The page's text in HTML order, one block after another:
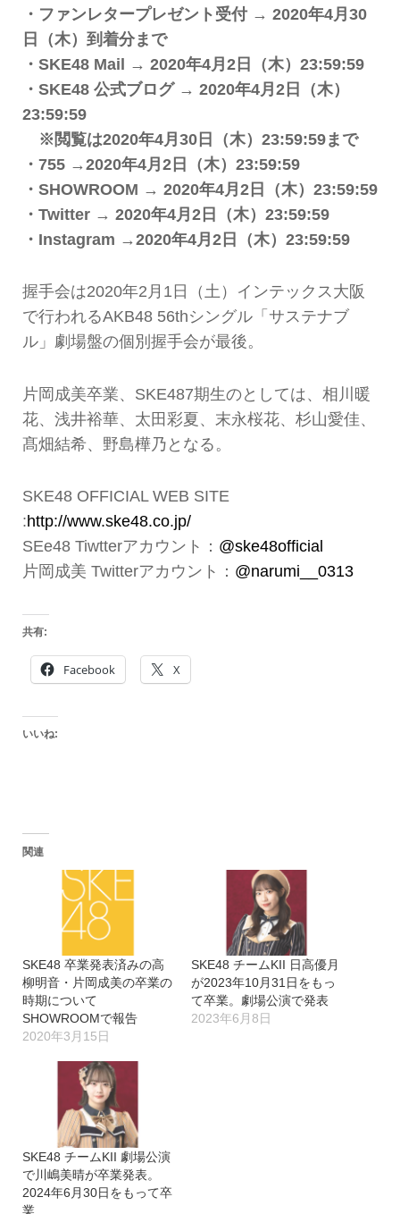
・ファンレタープレゼント受付 → 2020年4月30
日（木）到着分まで
・SKE48 Mail → 2020年4月2日（木）23:59:59
・SKE48 公式ブログ → 2020年4月2日（木）
23:59:59
※閲覧は2020年4月30日（木）23:59:59まで
・755 →2020年4月2日（木）23:59:59
・SHOWROOM → 2020年4月2日（木）23:59:59
・Twitter → 2020年4月2日（木）23:59:59
・Instagram →2020年4月2日（木）23:59:59
握手会は2020年2月1日（土）インテックス大阪
で行われるAKB48 56thシングル「サステナブ
ル」劇場盤の個別握手会が最後。
片岡成美卒業、SKE487期生のとしては、相川暖
花、浅井裕華、太田彩夏、末永桜花、杉山愛佳、
髙畑結希、野島樺乃となる。
SKE48 OFFICIAL WEB SITE
:http://www.ske48.co.jp/
SEe48 Tiwtterアカウント： @ske48official
片岡成美 Twitterアカウント： @narumi__0313
共有:
Facebook X
いいね:
関連
SKE48 卒業発表済みの高
柳明音・片岡成美の卒業の
時期について
SHOWROOMで報告
2020年3月15日
SKE48 チームKII 日高優月
が2023年10月31日をもっ
て卒業。劇場公演で発表
2023年6月8日
SKE48 チームKII 劇場公演
で川嶋美晴が卒業発表。
2024年6月30日をもって卒
業